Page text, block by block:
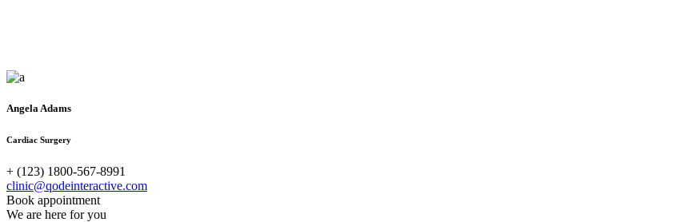
Angela Adams
Cardiac Surgery
+ (123) 1800-567-8991
clinic@qodeinteractive.com
Book appointment
We are here for you